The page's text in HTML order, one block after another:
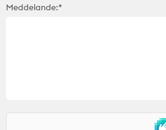
Meddelande:*